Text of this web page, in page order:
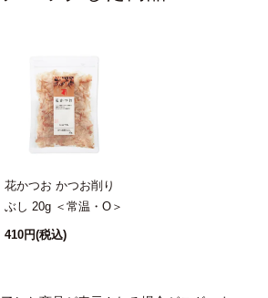
花かつお かつお削り
ぶし 20g ＜常温・O＞
410円(税込)